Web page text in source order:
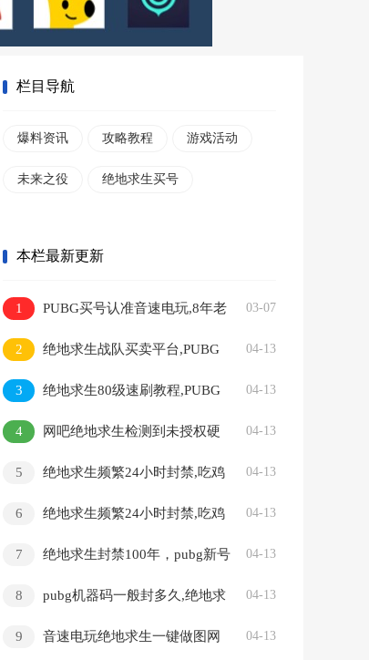
栏目导航
爆料资讯 攻略教程 游戏活动
未来之役 绝地求生买号
本栏最新更新
03-07
1
PUBG买号认准音速电玩,8年老
店只做一手自营皮肤号
04-13
2
绝地求生战队买卖平台,PUBG
满级工会战队转让
04-13
3
绝地求生80级速刷教程,PUBG
快速打生存等级教程
04-13
4
网吧绝地求生检测到未授权硬
04-13
5
绝地求生频繁24小时封禁,吃鸡
04-13
6
绝地求生频繁24小时封禁,吃鸡
04-13
7
绝地求生封禁100年，pubg新号
04-13
8
pubg机器码一般封多久,绝地求
04-13
9
音速电玩绝地求生一键做图网